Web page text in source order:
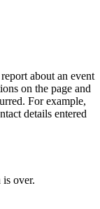
about an event
on the page and
For example,
details entered
over.